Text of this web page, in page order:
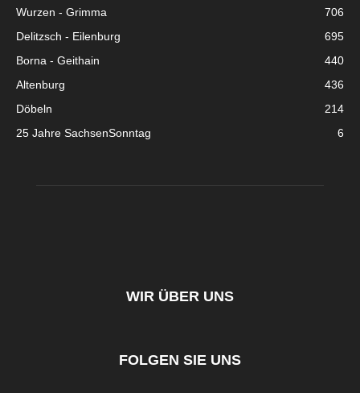
Wurzen - Grimma
706
Delitzsch - Eilenburg
695
Borna - Geithain
440
Altenburg
436
Döbeln
214
25 Jahre SachsenSonntag
6
WIR ÜBER UNS
FOLGEN SIE UNS